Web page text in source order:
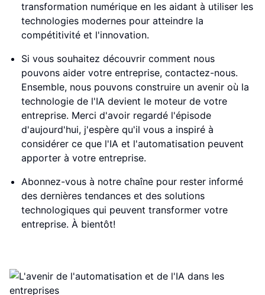
transformation numérique en les aidant à utiliser les
technologies modernes pour atteindre la
compétitivité et l'innovation.
Si vous souhaitez découvrir comment nous
pouvons aider votre entreprise, contactez-nous.
Ensemble, nous pouvons construire un avenir où la
technologie de l'IA devient le moteur de votre
entreprise. Merci d'avoir regardé l'épisode
d'aujourd'hui, j'espère qu'il vous a inspiré à
considérer ce que l'IA et l'automatisation peuvent
apporter à votre entreprise.
Abonnez-vous à notre chaîne pour rester informé
des dernières tendances et des solutions
technologiques qui peuvent transformer votre
entreprise. À bientôt!